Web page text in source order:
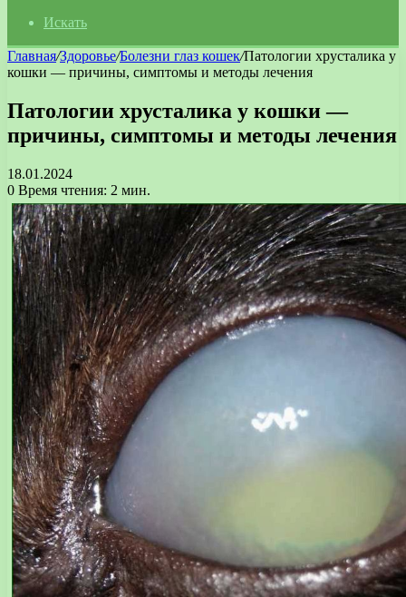
Искать
Главная/Здоровье/Болезни глаз кошек/Патологии хрусталика у
кошки — причины, симптомы и методы лечения
Патологии хрусталика у кошки —
причины, симптомы и методы лечения
18.01.2024
0 Время чтения: 2 мин.